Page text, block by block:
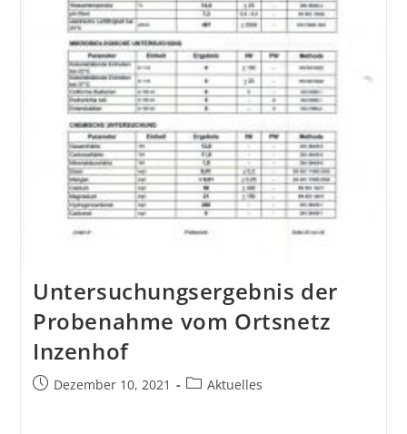
Untersuchungsergebnis der
Probenahme vom Ortsnetz
Inzenhof
Dezember 10, 2021 Aktuelles